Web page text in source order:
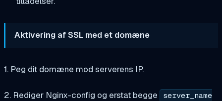
Aktivering af SSL med et domæne
1. Peg dit domæne mod serverens IP.
2. Rediger Nginx-config og erstat begge server_name